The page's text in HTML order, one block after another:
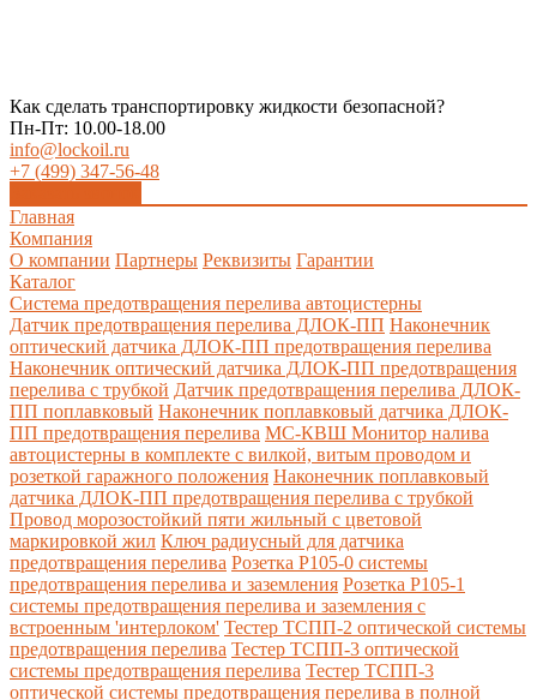
Как сделать транспортировку жидкости безопасной?
Пн-Пт: 10.00-18.00
info@lockoil.ru
+7 (499) 347-56-48
Главная
Компания
О компании Партнеры Реквизиты Гарантии
Каталог
Система предотвращения перелива автоцистерны
Датчик предотвращения перелива ДЛОК-ПП Наконечник
оптический датчика ДЛОК-ПП предотвращения перелива
Наконечник оптический датчика ДЛОК-ПП предотвращения
перелива с трубкой Датчик предотвращения перелива ДЛОК-
ПП поплавковый Наконечник поплавковый датчика ДЛОК-
ПП предотвращения перелива МС-КВШ Монитор налива
автоцистерны в комплекте с вилкой, витым проводом и
розеткой гаражного положения Наконечник поплавковый
датчика ДЛОК-ПП предотвращения перелива с трубкой
Провод морозостойкий пяти жильный с цветовой
маркировкой жил Ключ радиусный для датчика
предотвращения перелива Розетка Р105-0 системы
предотвращения перелива и заземления Розетка Р105-1
системы предотвращения перелива и заземления с
встроенным 'интерлоком' Тестер ТСПП-2 оптической системы
предотвращения перелива Тестер ТСПП-3 оптической
системы предотвращения перелива Тестер ТСПП-3
оптической системы предотвращения перелива в полной